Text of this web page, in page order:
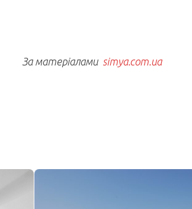
За матеріалами simya.com.ua